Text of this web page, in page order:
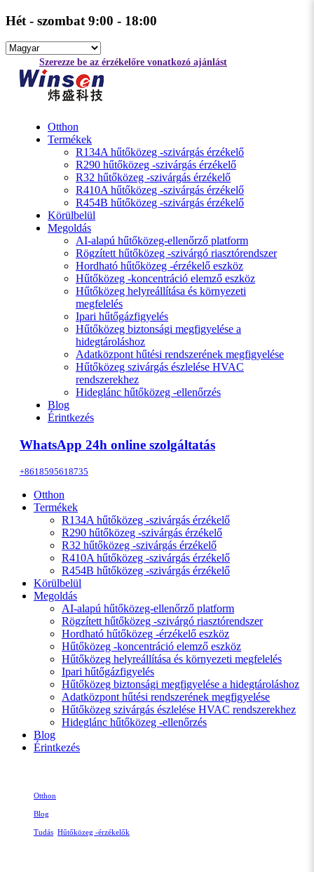
Hét - szombat 9:00 - 18:00
Szerezze be az érzékelőre vonatkozó ajánlást
Otthon
Termékek
R134A hűtőközeg -szivárgás érzékelő
R290 hűtőközeg -szivárgás érzékelő
R32 hűtőközeg -szivárgás érzékelő
R410A hűtőközeg -szivárgás érzékelő
R454B hűtőközeg -szivárgás érzékelő
Körülbelül
Megoldás
AI-alapú hűtőközeg-ellenőrző platform
Rögzített hűtőközeg -szivárgó riasztórendszer
Hordható hűtőközeg -érzékelő eszköz
Hűtőközeg -koncentráció elemző eszköz
Hűtőközeg helyreállítása és környezeti
megfelelés
Ipari hűtőgázfigyelés
Hűtőközeg biztonsági megfigyelése a
hidegtároláshoz
Adatközpont hűtési rendszerének megfigyelése
Hűtőközeg szivárgás észlelése HVAC
rendszerekhez
Hideglánc hűtőközeg -ellenőrzés
Blog
Érintkezés
WhatsApp 24h online szolgáltatás
+8618595618735
Otthon
Termékek
R134A hűtőközeg -szivárgás érzékelő
R290 hűtőközeg -szivárgás érzékelő
R32 hűtőközeg -szivárgás érzékelő
R410A hűtőközeg -szivárgás érzékelő
R454B hűtőközeg -szivárgás érzékelő
Körülbelül
Megoldás
AI-alapú hűtőközeg-ellenőrző platform
Rögzített hűtőközeg -szivárgó riasztórendszer
Hordható hűtőközeg -érzékelő eszköz
Hűtőközeg -koncentráció elemző eszköz
Hűtőközeg helyreállítása és környezeti megfelelés
Ipari hűtőgázfigyelés
Hűtőközeg biztonsági megfigyelése a hidegtároláshoz
Adatközpont hűtési rendszerének megfigyelése
Hűtőközeg szivárgás észlelése HVAC rendszerekhez
Hideglánc hűtőközeg -ellenőrzés
Blog
Érintkezés
Otthon
Blog
Tudás Hűtőközeg -érzékelők